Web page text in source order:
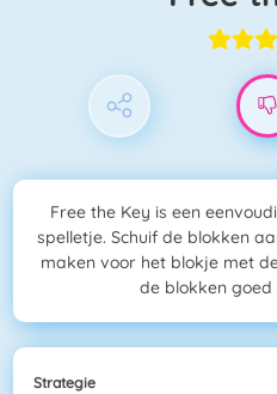
Free the Key is een
spelletje. Schuif de blokken
maken voor het blokje met
de blokken goed
Strategie